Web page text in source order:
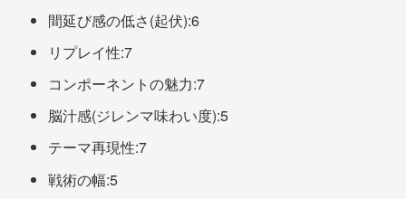
間延び感の低さ(起伏):6
リプレイ性:7
コンポーネントの魅力:7
脳汁感(ジレンマ味わい度):5
テーマ再現性:7
戦術の幅:5